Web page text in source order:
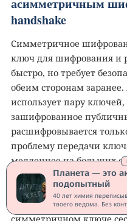
Планета — это
подопытный
40 лет химия
твоего ведома. Без
handshake
Симметричное
ключ для шифрования и
быстро, но требует
обеим сторонам
использует пару
зашифрованное
расшифровывается
проблему передачи
медленнее на больших
берёт лучшее от обоих
шифрование
чтобы стороны